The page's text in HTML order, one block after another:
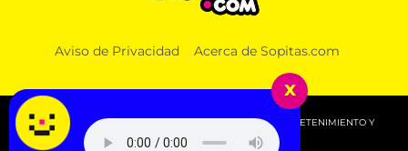
¿A qué hora y dónde ver la clausura de los Juegos
Aviso de Privacidad Acerca de Sopitas.com
© 2026 SOPITAS.COM - MÚSICA, NOTICIAS, DEPORTES, ENTRETENIMIENTO Y
MÁS!.
x